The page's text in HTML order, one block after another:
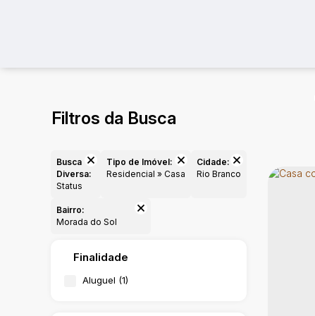
Filtros da Busca
Busca
Diversa:
Status
Tipo de Imóvel:
Residencial » Casa
Cidade:
Rio Branco
Bairro:
Morada do Sol
Finalidade
Aluguel (1)